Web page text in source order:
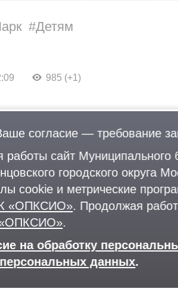
Детям
985 (+1)
парках
согласие — требование
сайт Муниципального
городского
cookie и метрические
«ОПКСИО». Продолжая
.
на обработку
данных.